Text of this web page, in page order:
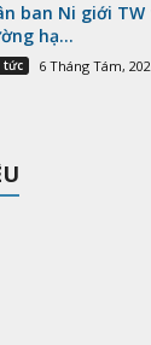
ban Ni giới
hạ...
tức 6 Tháng Tám,